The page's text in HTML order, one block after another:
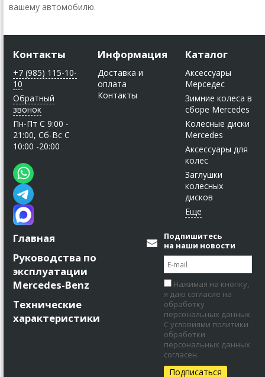
вашему автомобилю.
Контакты
+7 (985) 115-10-
10
Обратный
звонок
Пн-Пт C 9:00 -
21:00, Сб-Вс С
10:00 -20:00
Информация
Доставка и
оплата
Контакты
Каталог
Аксессуары
Мерседес
Зимние колеса в
сборе Mercedes
Колесные диски
Mercedes
Аксессуары для
колес
Заглушки
колесных
дисков
Главная
Руководства по
эксплуатации
Mercedes-Benz
Технические
характеристики
Подпишитесь
на наши новости
Нажимая на кнопку,
я даю согласие на
обработку
персональных данных.
С условиями политики
обработки
персональных данных
согласен.